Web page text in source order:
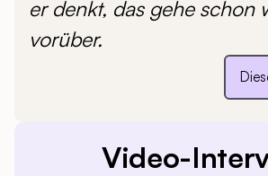
er denkt, das gehe schon
vorüber.
Video-